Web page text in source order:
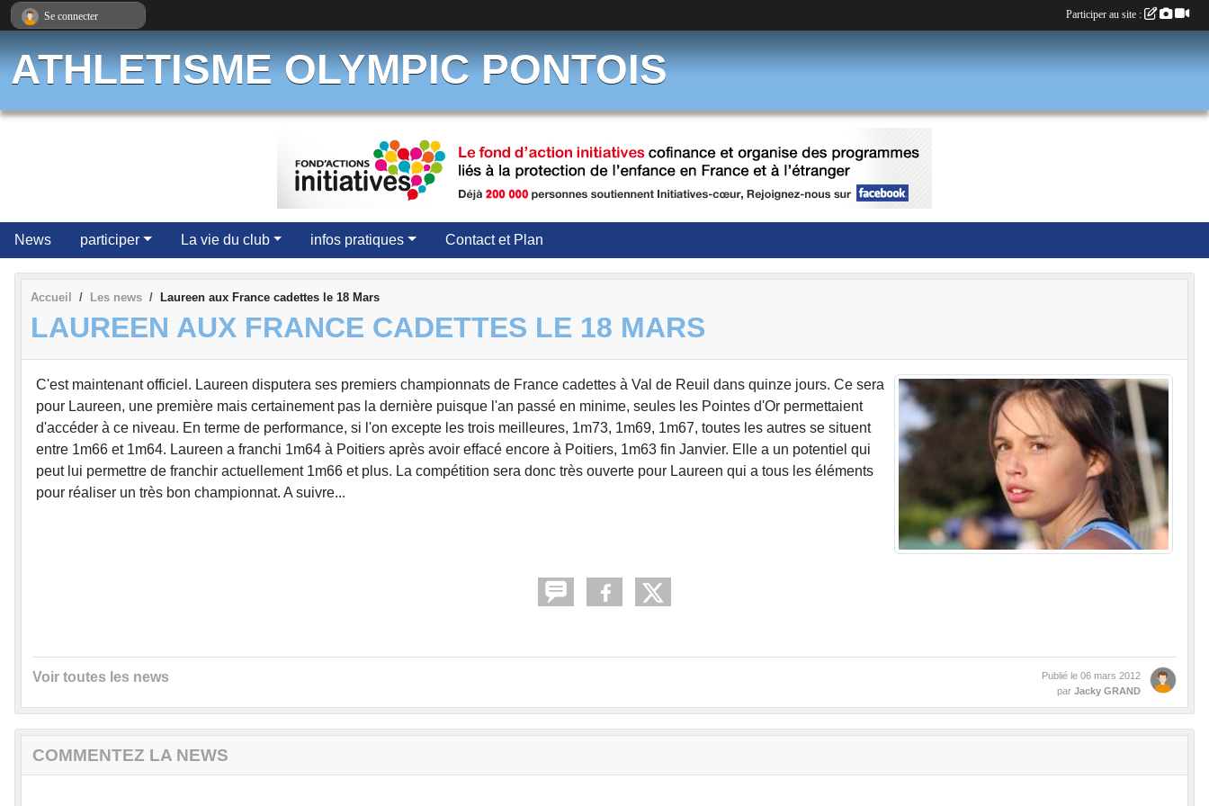
ATHLETISME OLYMPIC PONTOIS
News participer La vie du club infos pratiques Contact et Plan
Accueil Les news Laureen aux France cadettes le 18 Mars
LAUREEN AUX FRANCE CADETTES LE 18 MARS
C'est maintenant officiel. Laureen disputera ses premiers championnats de France cadettes à Val de Reuil dans quinze jours. Ce sera
pour Laureen, une première mais certainement pas la dernière puisque l'an passé en minime, seules les Pointes d'Or permettaient
d'accéder à ce niveau. En terme de performance, si l'on excepte les trois meilleures, 1m73, 1m69, 1m67, toutes les autres se situent
entre 1m66 et 1m64. Laureen a franchi 1m64 à Poitiers après avoir effacé encore à Poitiers, 1m63 fin Janvier. Elle a un potentiel qui
peut lui permettre de franchir actuellement 1m66 et plus. La compétition sera donc très ouverte pour Laureen qui a tous les éléments
pour réaliser un très bon championnat. A suivre...
Voir toutes les news Publié le 06 mars 2012
par Jacky GRAND
COMMENTEZ LA NEWS
Se connecter Participer au site :
Panneau de gestion des cookies